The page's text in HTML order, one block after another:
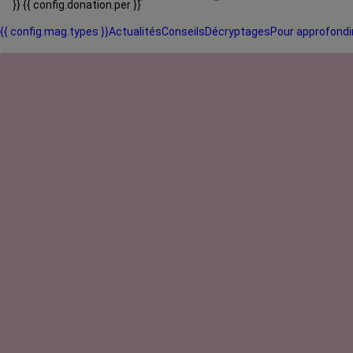
}}{{ config.donation.per }}
{{ config.mag.types }}ActualitésConseilsDécryptagesPour